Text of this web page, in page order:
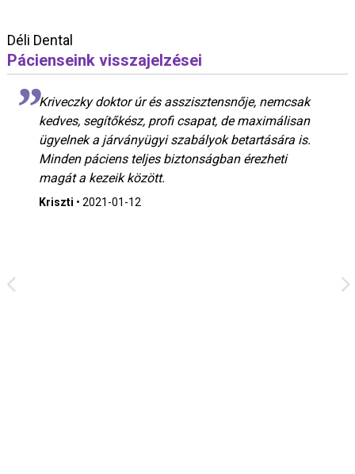
Déli Dental
Pácienseink visszajelzései
Kriveczky doktor úr és asszisztensnője, nemcsak
kedves, segítőkész, profi csapat, de maximálisan
ügyelnek a járványügyi szabályok betartására is.
Minden páciens teljes biztonságban érezheti
magát a kezeik között.
Kriszti • 2021-01-12